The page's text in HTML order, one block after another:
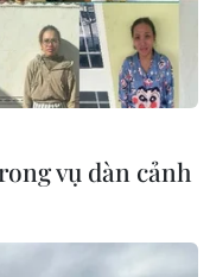
vụ dàn cảnh